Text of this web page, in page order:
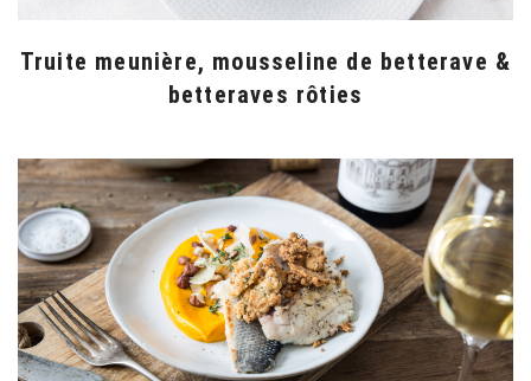
Truite meunière, mousseline de betterave &
betteraves rôties